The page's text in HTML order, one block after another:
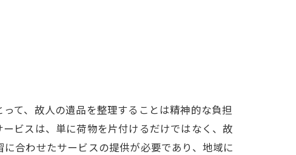
て、故人の遺品を整理することは精神的な負担
ビスは、単に荷物を片付けるだけではなく、故
合わせたサービスの提供が必要であり、地域に